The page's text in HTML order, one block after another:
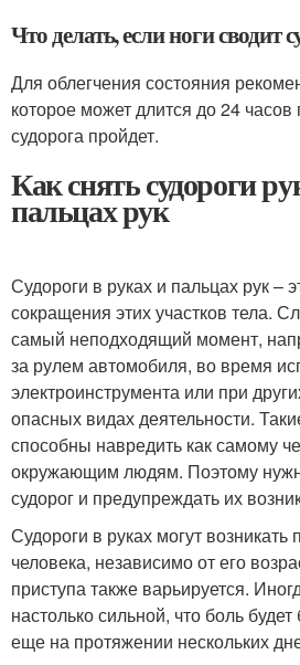
Что делать, если ноги сводит
Для облегчения состояния
которое может длится до 24 часов
судорога пройдет.
Как снять судороги
пальцах рук
Судороги в руках и пальцах рук –
сокращения этих участков тела.
самый неподходящий момент,
за рулем автомобиля, во время
электроинструмента или при
опасных видах деятельности.
способны навредить как самому
окружающим людям. Поэтому
судорог и предупреждать их
Судороги в руках могут возникать
человека, независимо от его
приступа также варьируется.
настолько сильной, что боль
еще на протяжении нескольких